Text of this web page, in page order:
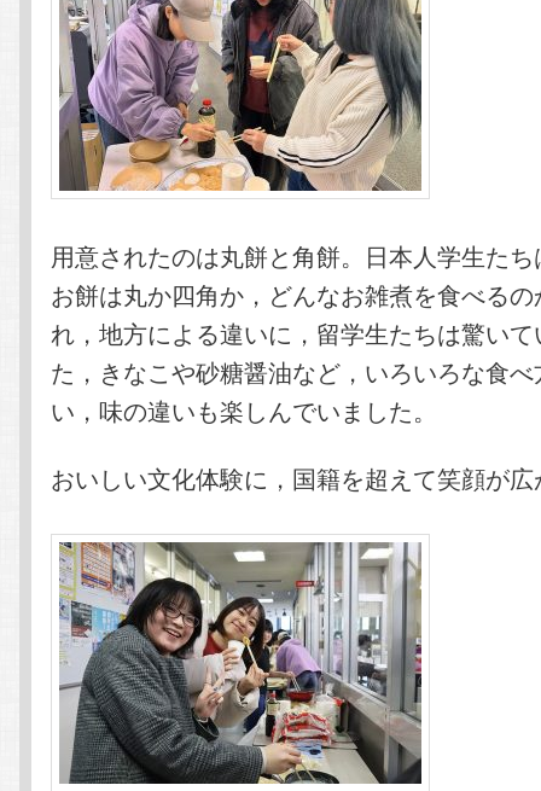
用意されたのは丸餅と角餅。日本人学生た
お餅は丸か四角か，どんなお雑煮を食べる
れ，地方による違いに，留学生たちは驚い
た，きなこや砂糖醤油など，いろいろな食
い，味の違いも楽しんでいました。
おいしい文化体験に，国籍を超えて笑顔が